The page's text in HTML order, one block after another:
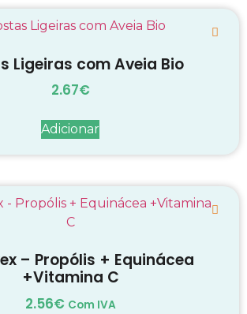
Ligeiras com Aveia Bio
2.67€
Adicionar
– Propólis + Equinácea
+Vitamina C
2.56€ Com IVA